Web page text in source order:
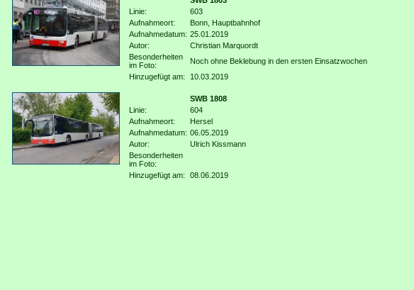
Linie:
603
Aufnahmeort:
Bonn, Hauptbahnhof
Aufnahmedatum: 25.01.2019
Autor:
Christian Marquordt
Besonderheiten
im Foto:
Noch ohne Beklebung in den ersten Einsatzwochen
Hinzugefügt am:
10.03.2019
SWB 1808
Linie:
604
Aufnahmeort:
Hersel
Aufnahmedatum: 06.05.2019
Autor:
Ulrich Kissmann
Besonderheiten
im Foto:
Hinzugefügt am:
08.06.2019